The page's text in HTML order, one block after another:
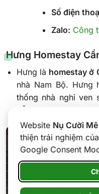
Website Nụ Cười
thiện trải nghiệm
Google Consent
Số điện
Zalo: Công
Hưng Homestay
Hưng là homestay ở
nhà Nam Bộ. Hưng
thống nhà nghỉ ven
gỗ lợp mái tre lá giản